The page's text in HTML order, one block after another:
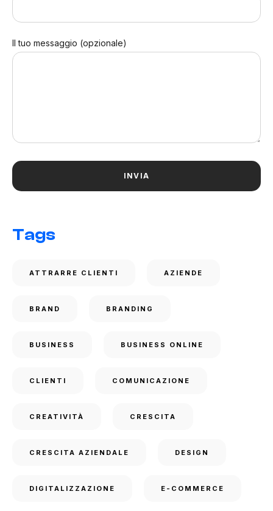
Il tuo messaggio (opzionale)
Tags
ATTRARRE CLIENTI AZIENDE
BRAND BRANDING
BUSINESS BUSINESS ONLINE
CLIENTI COMUNICAZIONE
CREATIVITÀ CRESCITA
CRESCITA AZIENDALE DESIGN
DIGITALIZZAZIONE E-COMMERCE